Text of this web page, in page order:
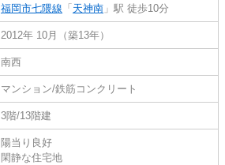
福岡市七隈線 「天神南 」駅 徒歩10分
2012年 10月（築13年）
南西
マンション/鉄筋コンクリート
3階/13階建
陽当り良好
閑静な住宅地